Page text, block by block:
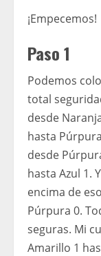
¡Empecemos!
Paso 1
Podemos
total
desde
hasta
desde
hasta Azul 1.
encima de
Púrpura 0.
seguras. Mi
Amarillo 1